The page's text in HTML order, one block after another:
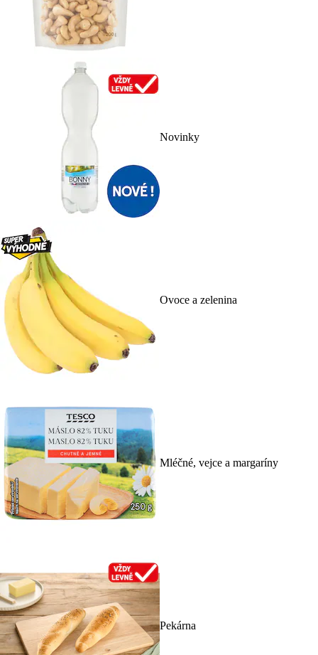
Novinky
Ovoce a zelenina
Mléčné, vejce a margaríny
Pekárna